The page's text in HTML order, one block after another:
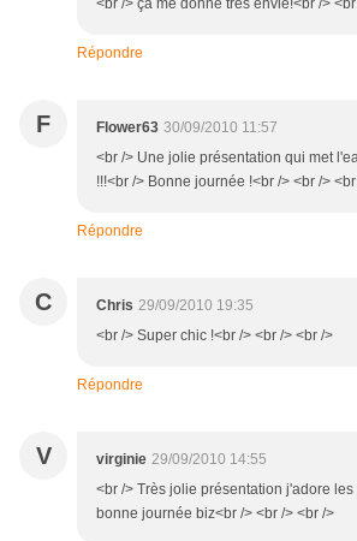
<br /> ça me donne très envie!<br />
Répondre
F Flower63 30/09/2010 11:57
<br /> Une jolie présentation qui met
!!!<br /> Bonne journée !<br /> <br />
Répondre
C Chris 29/09/2010 19:35
<br /> Super chic !<br /> <br /> <br />
Répondre
V virginie 29/09/2010 14:55
<br /> Très jolie présentation j'adore
bonne journée biz<br /> <br /> <br />